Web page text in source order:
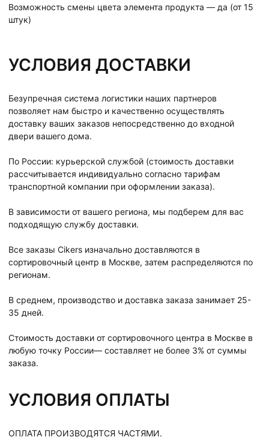
Возможность смены цвета элемента продукта — да (от 15
штук)
УСЛОВИЯ ДОСТАВКИ
Безупречная система логистики наших партнеров
позволяет нам быстро и качественно осуществлять
доставку ваших заказов непосредственно до входной
двери вашего дома.
По России: курьерской службой (стоимость доставки
рассчитывается индивидуально согласно тарифам
транспортной компании при оформлении заказа).
В зависимости от вашего региона, мы подберем для вас
подходящую службу доставки.
Все заказы Cikers изначально доставляются в
сортировочный центр в Москве, затем распределяются по
регионам.
В среднем, производство и доставка заказа занимает 25-
35 дней.
Стоимость доставки от сортировочного центра в Москве в
любую точку России— составляет не более 3% от суммы
заказа.
УСЛОВИЯ ОПЛАТЫ
ОПЛАТА ПРОИЗВОДЯТСЯ ЧАСТЯМИ.